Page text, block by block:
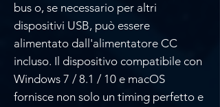
bus o, se necessario per altri
dispositivi USB, può essere
alimentato dall'alimentatore CC
incluso. Il dispositivo compatibile con
Windows 7 / 8.1 / 10 e macOS
fornisce non solo un timing perfetto e